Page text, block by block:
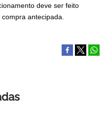
deve ser feito
antecipada.